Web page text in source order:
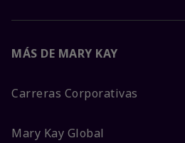
MÁS DE MARY KAY
Carreras Corporativas
Mary Kay Global